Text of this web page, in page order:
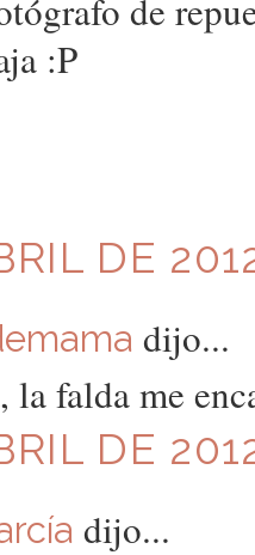
de
:P
DE
dijo...
la falda me
DE
dijo...